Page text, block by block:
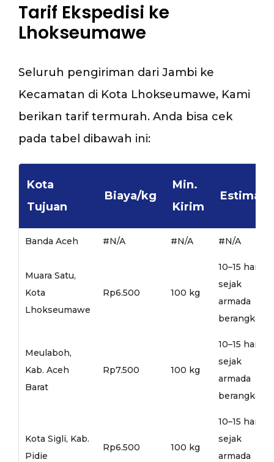
Tarif Ekspedisi ke
Lhokseumawe
Seluruh pengiriman dari Jambi ke
Kecamatan di Kota Lhokseumawe, Kami
berikan tarif termurah. Anda bisa cek
pada tabel dibawah ini:
Kota
Tujuan
Biaya/kg
Min.
Kirim
Estimasi
Banda Aceh #N/A #N/A #N/A
Muara Satu,
Kota
Lhokseumawe
Rp6.500 100 kg
10–15 hari
sejak
armada
berangkat
Meulaboh,
Kab. Aceh
Barat
Rp7.500 100 kg
10–15 hari
sejak
armada
berangkat
Kota Sigli, Kab.
Pidie
Rp6.500 100 kg
10–15 hari
sejak
armada